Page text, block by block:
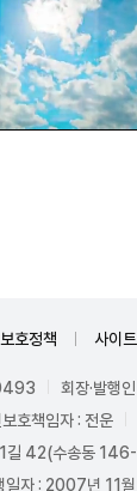
호정책 사이
회장·발행
호책임자 : 전운
1길 42(수송동
일자 : 2007년 11